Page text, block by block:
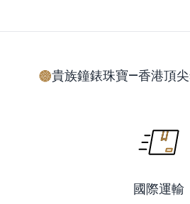
貴族鐘錶珠寶—香港頂
國際運輸